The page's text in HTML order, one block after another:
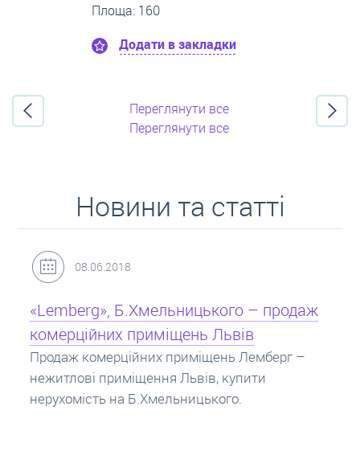
Поверх:8
Переглянути все
Переглянути все
Новини та статті
31.05.2018
Кредит під заставу нерухомості: іпотека
Іпотека на квартиру – кредит на житло під
заставу нерухомості. Купити в іпотеку – що
потрібно знати? Консультація від Експертів
про іпотечні кредити.